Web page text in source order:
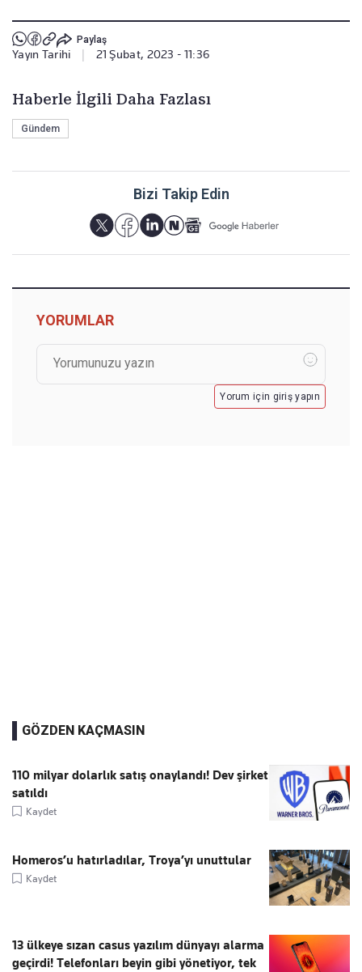
Paylaş
Yayın Tarihi 21 Şubat, 2023 - 11:36
Haberle İlgili Daha Fazlası
Gündem
Bizi Takip Edin
YORUMLAR
Yorum için giriş yapın
GÖZDEN KAÇMASIN
110 milyar dolarlık satış onaylandı! Dev şirket
satıldı
Kaydet
Homeros’u hatırladılar, Troya’yı unuttular
Kaydet
13 ülkeye sızan casus yazılım dünyayı alarma
geçirdi! Telefonları beyin gibi yönetiyor, tek